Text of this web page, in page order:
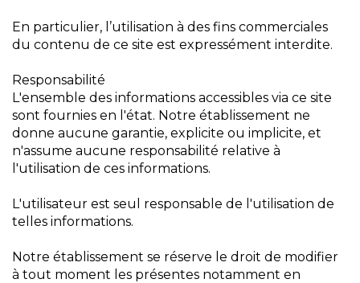
En particulier, l’utilisation à des fins commerciales
du contenu de ce site est expressément interdite.
Responsabilité
L'ensemble des informations accessibles via ce site
sont fournies en l'état. Notre établissement ne
donne aucune garantie, explicite ou implicite, et
n'assume aucune responsabilité relative à
l'utilisation de ces informations.
L'utilisateur est seul responsable de l'utilisation de
telles informations.
Notre établissement se réserve le droit de modifier
à tout moment les présentes notamment en